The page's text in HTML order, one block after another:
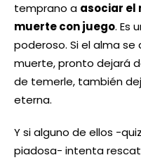
temprano a asociar el
muerte con juego. Es
poderoso. Si el alma
muerte, pronto dejará
de temerle, también
eterna.
Y si alguno de ellos -
piadosa- intenta